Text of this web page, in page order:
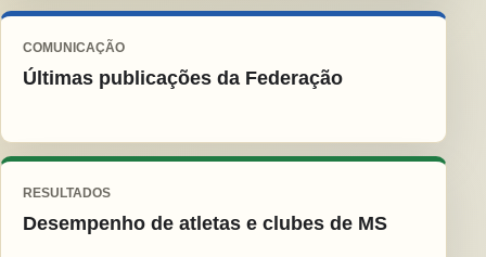
COMUNICAÇÃO
Últimas publicações da Federação
RESULTADOS
Desempenho de atletas e clubes de MS